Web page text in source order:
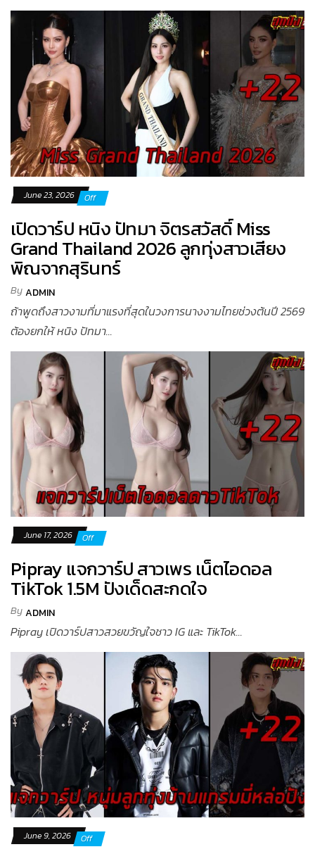
June 23, 2026 Off
เปิดวาร์ป หนิง ปัทมา จิตรสวัสดิ์ Miss
Grand Thailand 2026 ลูกทุ่งสาวเสียง
พิณจากสุรินทร์
ByADMIN
ถ้าพูดถึงสาวงามที่มาแรงที่สุดในวงการนางงามไทยช่วงต้นปี 2569
ต้องยกให้ หนิง ปัทมา...
June 17, 2026 Off
Pipray แจกวาร์ป สาวเพร เน็ตไอดอล
TikTok 1.5M ปังเด็ดสะกดใจ
ByADMIN
Pipray เปิดวาร์ปสาวสวยขวัญใจชาว IG และ TikTok...
June 9, 2026 Off